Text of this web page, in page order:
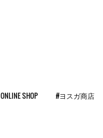
ONLINE SHOP #ヨスガ商店